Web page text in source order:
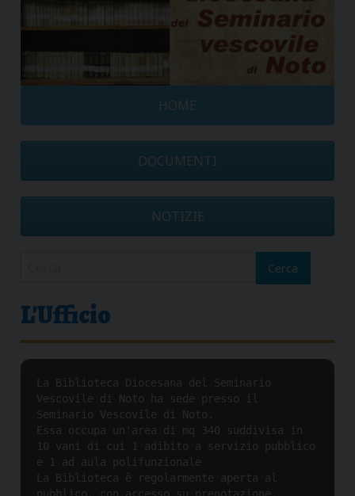
HOME
DOCUMENTI
NOTIZIE
Cerca
L'Ufficio
La Biblioteca Diocesana del Seminario
Vescovile di Noto ha sede presso il
Seminario Vescovile di Noto.
Essa occupa un'area di mq 340 suddivisa in
10 vani di cui 1 adibito a servizio pubblico
e 1 ad aula polifunzionale
La Biblioteca è regolarmente aperta al